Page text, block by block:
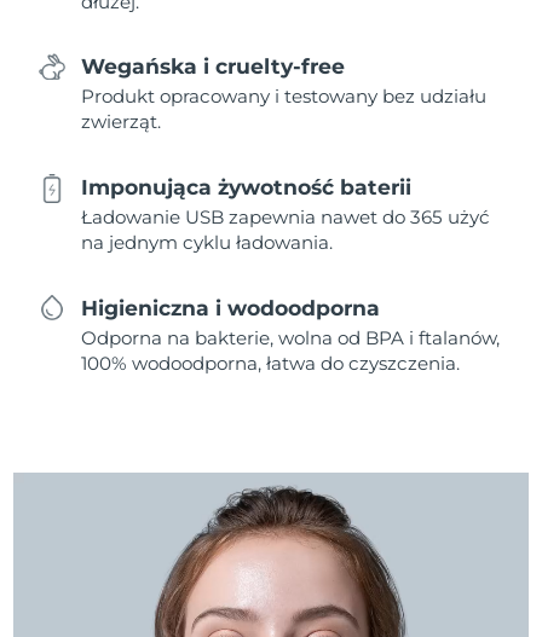
Wegańska i cruelty-free
Produkt opracowany i testowany bez udziału
zwierząt.
Imponująca żywotność baterii
Ładowanie USB zapewnia nawet do 365 użyć
na jednym cyklu ładowania.
Higieniczna i wodoodporna
Odporna na bakterie, wolna od BPA i ftalanów,
100% wodoodporna, łatwa do czyszczenia.